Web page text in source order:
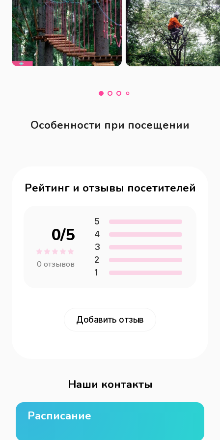
Особенности при посещении
Рейтинг и отзывы посетителей
0/5
0 отзывов
5
4
3
2
1
Добавить отзыв
Наши контакты
Расписание